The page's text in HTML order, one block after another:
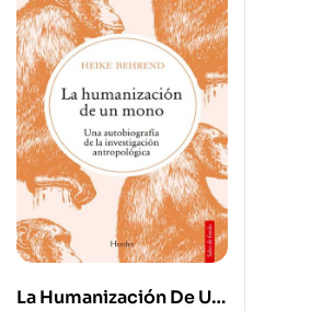
La Humanización De Un